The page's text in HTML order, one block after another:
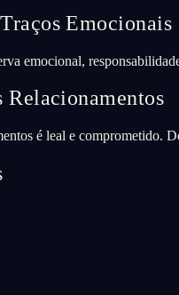
Emocionais
emocional,
Relacionamentos
é leal e comprometido.